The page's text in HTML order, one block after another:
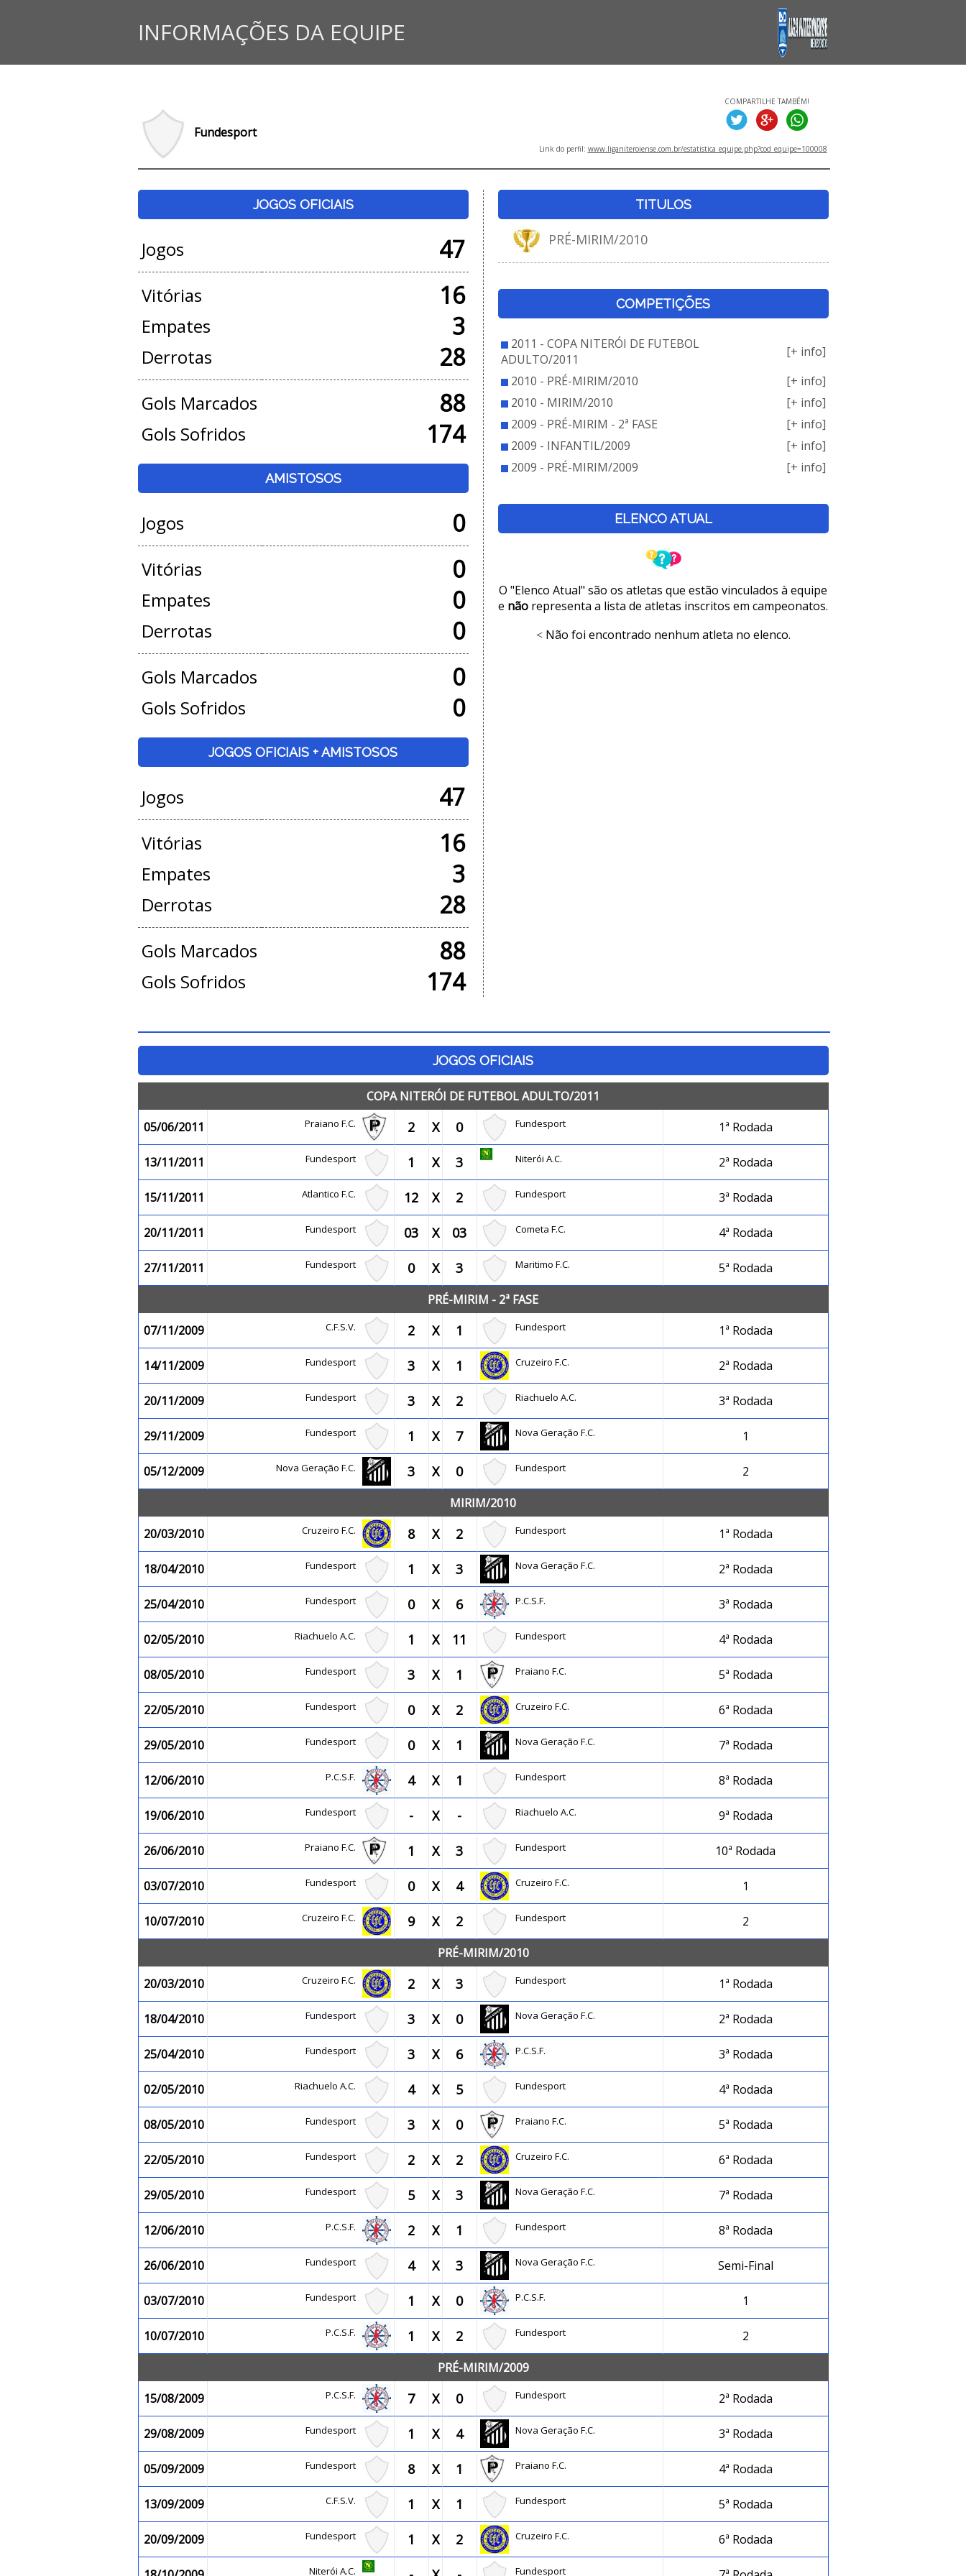
INFORMAÇÕES DA EQUIPE
Fundesport
COMPARTILHE TAMBÉM!
Link do perfil: www.liganiteroiense.com.br/estatistica_equipe.php?cod_equipe=100008
JOGOS OFICIAIS
Jogos 47
Vitórias 16
Empates 3
Derrotas 28
Gols Marcados 88
Gols Sofridos 174
AMISTOSOS
Jogos 0
Vitórias 0
Empates 0
Derrotas 0
Gols Marcados 0
Gols Sofridos 0
JOGOS OFICIAIS + AMISTOSOS
Jogos 47
Vitórias 16
Empates 3
Derrotas 28
Gols Marcados 88
Gols Sofridos 174
TITULOS
PRÉ-MIRIM/2010
COMPETIÇÕES
2011 - COPA NITERÓI DE FUTEBOL
ADULTO/2011
[+ info]
2010 - PRÉ-MIRIM/2010
[+ info]
2010 - MIRIM/2010
[+ info]
2009 - PRÉ-MIRIM - 2ª FASE
[+ info]
2009 - INFANTIL/2009
[+ info]
2009 - PRÉ-MIRIM/2009
[+ info]
ELENCO ATUAL
O "Elenco Atual" são os atletas que estão vinculados à equipe
e não representa a lista de atletas inscritos em campeonatos.
< Não foi encontrado nenhum atleta no elenco.
JOGOS OFICIAIS
COPA NITERÓI DE FUTEBOL ADULTO/2011
05/06/2011
Praiano F.C. 2 X 0 Fundesport 1ª Rodada
13/11/2011 Fundesport 1 X 3 Niterói A.C. 2ª Rodada
15/11/2011 Atlantico F.C. 12 X 2 Fundesport 3ª Rodada
20/11/2011 Fundesport 03 X 03 Cometa F.C. 4ª Rodada
27/11/2011 Fundesport 0 X 3 Maritimo F.C.
5ª Rodada
PRÉ-MIRIM - 2ª FASE
07/11/2009
C.F.S.V. 2 X 1 Fundesport 1ª Rodada
14/11/2009 Fundesport 3 X 1 Cruzeiro F.C. 2ª Rodada
20/11/2009 Fundesport 3 X 2 Riachuelo A.C. 3ª Rodada
29/11/2009 Fundesport 1 X 7 Nova Geração F.C. 1
05/12/2009 Nova Geração F.C. 3 X 0 Fundesport
2
MIRIM/2010
20/03/2010
Cruzeiro F.C. 8 X 2 Fundesport 1ª Rodada
18/04/2010 Fundesport 1 X 3 Nova Geração F.C. 2ª Rodada
25/04/2010 Fundesport 0 X 6 P.C.S.F. 3ª Rodada
02/05/2010 Riachuelo A.C. 1 X 11 Fundesport 4ª Rodada
08/05/2010 Fundesport 3 X 1 Praiano F.C. 5ª Rodada
22/05/2010 Fundesport 0 X 2 Cruzeiro F.C. 6ª Rodada
29/05/2010 Fundesport 0 X 1 Nova Geração F.C. 7ª Rodada
12/06/2010 P.C.S.F. 4 X 1 Fundesport 8ª Rodada
19/06/2010 Fundesport - X - Riachuelo A.C. 9ª Rodada
26/06/2010 Praiano F.C. 1 X 3 Fundesport 10ª Rodada
03/07/2010 Fundesport 0 X 4 Cruzeiro F.C. 1
10/07/2010 Cruzeiro F.C. 9 X 2 Fundesport
2
PRÉ-MIRIM/2010
20/03/2010
Cruzeiro F.C. 2 X 3 Fundesport 1ª Rodada
18/04/2010 Fundesport 3 X 0 Nova Geração F.C. 2ª Rodada
25/04/2010 Fundesport 3 X 6 P.C.S.F. 3ª Rodada
02/05/2010 Riachuelo A.C. 4 X 5 Fundesport 4ª Rodada
08/05/2010 Fundesport 3 X 0 Praiano F.C. 5ª Rodada
22/05/2010 Fundesport 2 X 2 Cruzeiro F.C. 6ª Rodada
29/05/2010 Fundesport 5 X 3 Nova Geração F.C. 7ª Rodada
12/06/2010 P.C.S.F. 2 X 1 Fundesport 8ª Rodada
26/06/2010 Fundesport 4 X 3 Nova Geração F.C. Semi-Final
03/07/2010 Fundesport 1 X 0 P.C.S.F. 1
10/07/2010 P.C.S.F. 1 X 2 Fundesport
2
PRÉ-MIRIM/2009
15/08/2009
P.C.S.F. 7 X 0 Fundesport 2ª Rodada
29/08/2009 Fundesport 1 X 4 Nova Geração F.C. 3ª Rodada
05/09/2009 Fundesport 8 X 1 Praiano F.C. 4ª Rodada
13/09/2009 C.F.S.V. 1 X 1 Fundesport 5ª Rodada
20/09/2009 Fundesport 1 X 2 Cruzeiro F.C. 6ª Rodada
Niterói A.C. Fundesport